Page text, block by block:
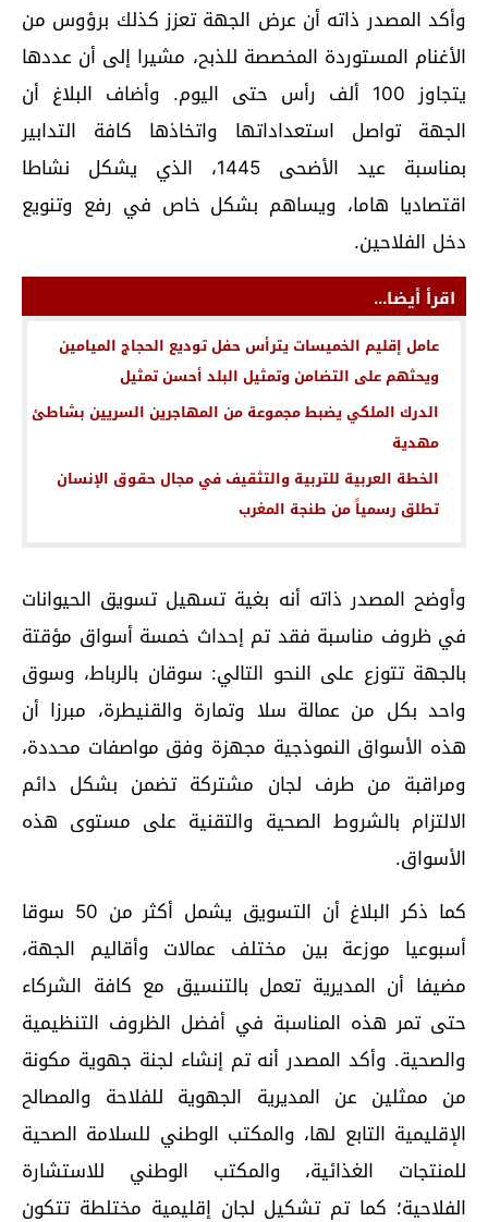
وأكد المصدر ذاته أن عرض الجهة تعزز كذلك برؤوس من
الأغنام المستوردة المخصصة للذبح، مشيرا إلى أن عددها
يتجاوز 100 ألف رأس حتى اليوم. وأضاف البلاغ أن
الجهة تواصل استعداداتها واتخاذها كافة التدابير
بمناسبة عيد الأضحى 1445، الذي يشكل نشاطا
اقتصاديا هاما، ويساهم بشكل خاص في رفع وتنويع
دخل الفلاحين.
اقرأ أيضا...
عامل إقليم الخميسات يترأس حفل توديع الحجاج الميامين
ويحثهم على التضامن وتمثيل البلد أحسن تمثيل
الدرك الملكي يضبط مجموعة من المهاجرين السريين بشاطئ
مهدية
الخطة العربية للتربية والتثقيف في مجال حقوق الإنسان
تطلق رسمياً من طنجة المغرب
وأوضح المصدر ذاته أنه بغية تسهيل تسويق الحيوانات
في ظروف مناسبة فقد تم إحداث خمسة أسواق مؤقتة
بالجهة تتوزع على النحو التالي: سوقان بالرباط، وسوق
واحد بكل من عمالة سلا وتمارة والقنيطرة، مبرزا أن
هذه الأسواق النموذجية مجهزة وفق مواصفات محددة،
ومراقبة من طرف لجان مشتركة تضمن بشكل دائم
الالتزام بالشروط الصحية والتقنية على مستوى هذه
الأسواق.
كما ذكر البلاغ أن التسويق يشمل أكثر من 50 سوقا
أسبوعيا موزعة بين مختلف عمالات وأقاليم الجهة،
مضيفا أن المديرية تعمل بالتنسيق مع كافة الشركاء
حتى تمر هذه المناسبة في أفضل الظروف التنظيمية
والصحية. وأكد المصدر أنه تم إنشاء لجنة جهوية مكونة
من ممثلين عن المديرية الجهوية للفلاحة والمصالح
الإقليمية التابع لها، والمكتب الوطني للسلامة الصحية
للمنتجات الغذائية، والمكتب الوطني للاستشارة
الفلاحية؛ كما تم تشكيل لجان إقليمية مختلطة تتكون